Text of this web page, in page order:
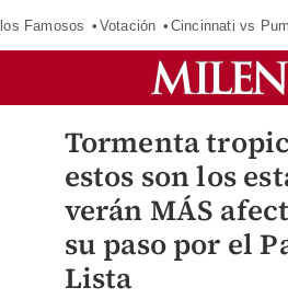
Famosos Votación Cincinnati vs
Tormenta
estos son los
verán MÁS
su paso por el
Lista